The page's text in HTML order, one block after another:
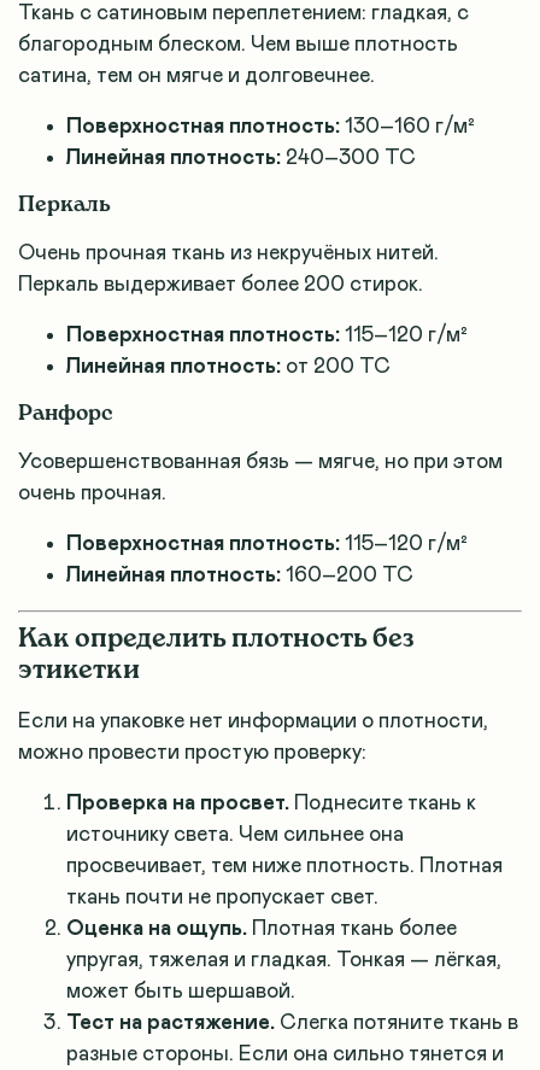
Ткань с сатиновым переплетением: гладкая, с
благородным блеском. Чем выше плотность
сатина, тем он мягче и долговечнее.
Поверхностная плотность: 130–160 г/м²
Линейная плотность: 240–300 TC
Перкаль
Очень прочная ткань из некручёных нитей.
Перкаль выдерживает более 200 стирок.
Поверхностная плотность: 115–120 г/м²
Линейная плотность: от 200 TC
Ранфорс
Усовершенствованная бязь — мягче, но при этом
очень прочная.
Поверхностная плотность: 115–120 г/м²
Линейная плотность: 160–200 TC
Как определить плотность без
этикетки
Если на упаковке нет информации о плотности,
можно провести простую проверку:
Проверка на просвет. Поднесите ткань к
источнику света. Чем сильнее она
просвечивает, тем ниже плотность. Плотная
ткань почти не пропускает свет.
Оценка на ощупь. Плотная ткань более
упругая, тяжелая и гладкая. Тонкая — лёгкая,
может быть шершавой.
Тест на растяжение. Слегка потяните ткань в
разные стороны. Если она сильно тянется и